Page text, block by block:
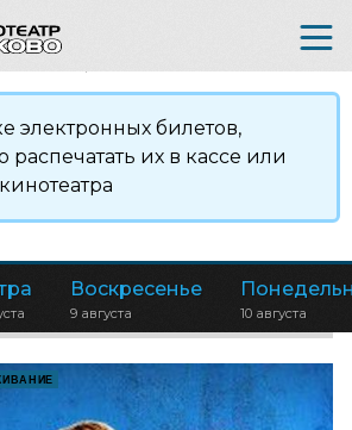
электронных билетов,
их в кассе или
Воскресенье
9 августа 10 августа